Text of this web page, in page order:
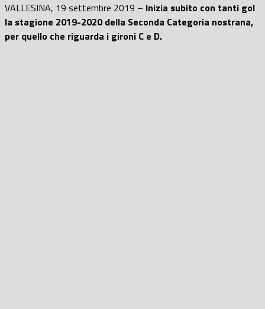
VALLESINA, 19 settembre 2019 – Inizia subito con tanti gol
la stagione 2019-2020 della Seconda Categoria nostrana,
per quello che riguarda i gironi C e D.